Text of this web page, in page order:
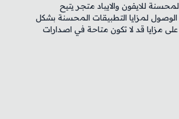
للايفون والايباد متجر يتيح
لمزايا التطبيقات المحسنة بشكل
مزايا قد لا تكون متاحة في اصدارات